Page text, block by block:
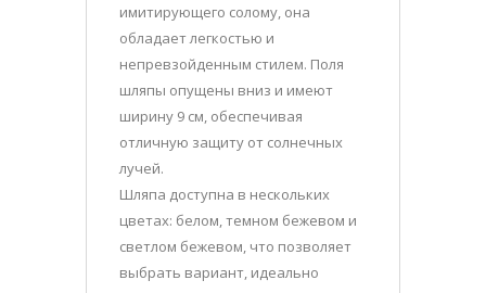
имитирующего солому, она
обладает легкостью и
непревзойденным стилем. Поля
шляпы опущены вниз и имеют
ширину 9 см, обеспечивая
отличную защиту от солнечных
лучей.
Шляпа доступна в нескольких
цветах: белом, темном бежевом и
светлом бежевом, что позволяет
выбрать вариант, идеально